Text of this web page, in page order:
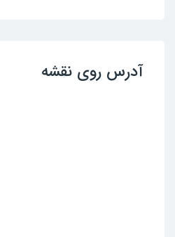
آدرس روی نقشه